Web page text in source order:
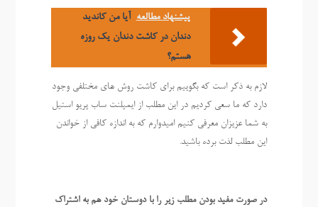
پیشنهاد مطالعه آیا من کاندید
دندان در کاشت دندان یک روزه
هستم؟
لازم به ذکر است که بگوییم برای کاشت روش های مختلفی وجود
دارد که ما سعی کردیم در این مطلب از ایمپلنت ساب پریو استیل
به شما عزیزان معرفی کنیم امیدوارم که به اندازه کافی از خواندن
این مطلب لذت برده باشید.
در صورت مفید بودن مطلب زیر را با دوستان خود هم به اشتراک